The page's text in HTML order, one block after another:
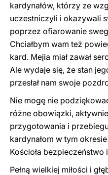
kardynałów, którzy ze
uczestniczyli i okazywali
poprzez ofiarowanie
Chciałbym wam też
kard. Mejia miał zawał
Ale wydaje się, że stan
przesłał nam swoje
Nie mogę nie
różne obowiązki,
przygotowania i
kardynałom w tym
Kościoła bezpieczeństwo
Pełną wielkiej miłości i